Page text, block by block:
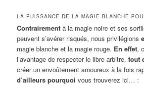
LA PUISSANCE DE LA MAGIE BLANCHE
Contrairement à la magie noire et ses
peuvent s’avérer risqués, nous privilégions
magie blanche et la magie rouge. En effet,
l’avantage de respecter le libre arbitre,tout
créer un envoûtement amoureux à la fois
d’ailleurs pourquoi vous trouverez ici… :